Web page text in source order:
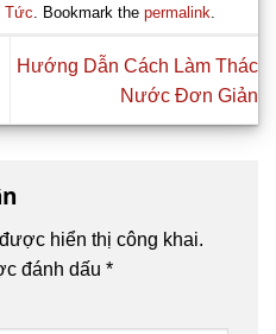
Tức . Bookmark the permalink
Hướng Dẫn Cách Làm Thác
Nước Đơn Giản
hiển thị công khai.
đánh dấu *